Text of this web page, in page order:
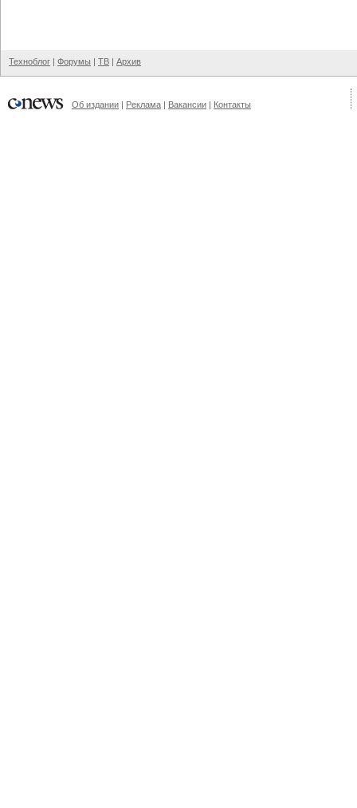
Техноблог | Форумы | ТВ | Архив
Об издании | Реклама | Вакансии | Контакты